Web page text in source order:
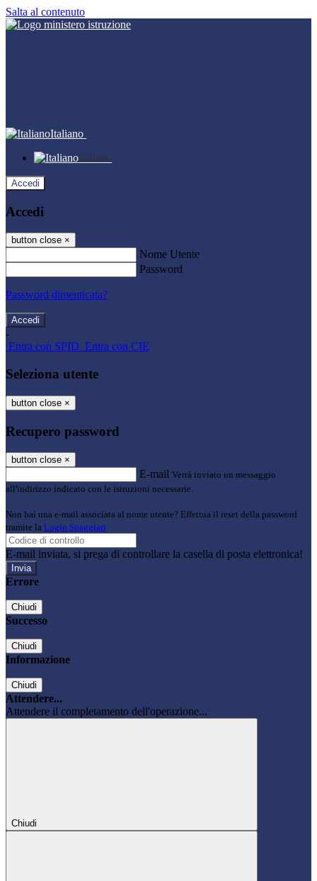
Salta al contenuto
Italiano
Italiano
Accedi
Accedi
button close ×
Nome Utente
Password
Password dimenticata?
-
Entra con SPID Entra con CIE
Seleziona utente
button close ×
Recupero password
button close ×
E-mail Verrà inviato un messaggio
all'indirizzo indicato con le istruzioni necessarie.
Non hai una e-mail associata al nome utente? Effettua il reset della password
tramite la Login Spaggiari
E-mail inviata, si prega di controllare la casella di posta elettronica!
Errore
Chiudi
Successo
Chiudi
Informazione
Chiudi
Attendere...
Attendere il completamento dell'operazione...
Chiudi